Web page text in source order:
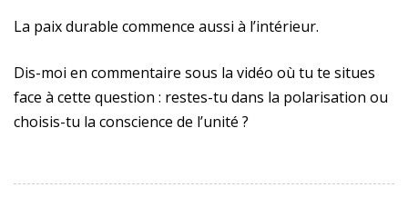
La paix durable commence aussi à l’intérieur.
Dis-moi en commentaire sous la vidéo où tu te situes
face à cette question : restes-tu dans la polarisation ou
choisis-tu la conscience de l’unité ?